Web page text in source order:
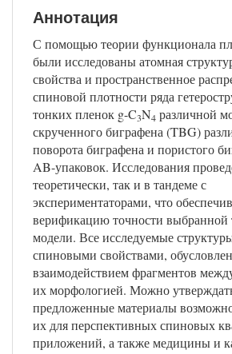
Аннотация
С помощью теории функционала
были исследованы атомная
свойства и пространственное
спиновой плотности ряда
тонких пленок g-C3N4 различной
скрученного биграфена (TBG)
поворота биграфена и пористого
AB-упаковок. Исследования
теоретически, так и в тандеме с
экспериментаторами, что
верификацию точности выбранной
модели. Все исследуемые
спиновыми свойствами,
взаимодействием фрагментов
их морфологией. Можно
предложенные материалы
их для перспективных спиновых
приложений, а также медицины и